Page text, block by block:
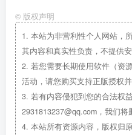
© 版权声明
1. 本站为非营利性个人网站，
其内容和真实性负责，不提供安
2. 若您需要长期使用软件（资
活动，请您购买支持正版授权
3. 若有内容侵犯到您的合法权
2931813237@qq.com，我们将
4. 本站所有资源内容，版权归